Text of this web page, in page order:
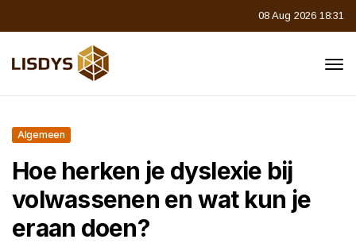
08 Aug 2026 18:31
Algemeen
Hoe herken je dyslexie bij
volwassenen en wat kun je
eraan doen?